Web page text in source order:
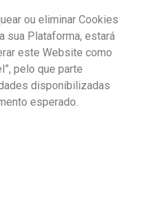
ou eliminar Cookies
sua Plataforma, estará
este Website como
pelo que parte
disponibilizadas
esperado.